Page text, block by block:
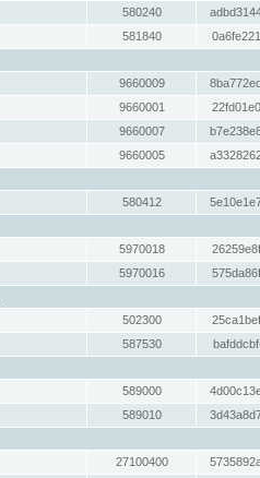
580240
581840
9660009
9660001
9660007
9660005
580412
5970018
5970016
502300
587530
589000
589010
27100400